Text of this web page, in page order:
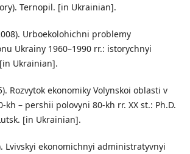
Ternopil. [in Ukrainian].
Urboekolohichni problemy
Ukrainy 1960–1990 rr.: istorychnyi
Ukrainian].
Rozvytok ekonomiky Volynskoi oblasti v
– pershii polovyni 80-kh rr. XX st.: Ph.D.
[in Ukrainian].
Lvivskyi ekonomichnyi administratyvnyi